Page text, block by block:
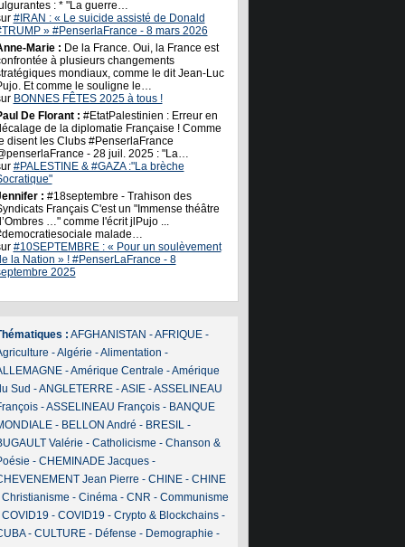
: * "La guerre…
#IRAN : « Le suicide assisté de Donald
» #PenserlaFrance - 8 mars 2026
Marie : De la France. Oui, la France est
à plusieurs changements
mondiaux, comme le dit Jean-Luc
Et comme le souligne le…
BONNES FÊTES 2025 à tous !
De Florant : #EtatPalestinien : Erreur en
de la diplomatie Française ! Comme
disent les Clubs #PenserlaFrance
- 28 juil. 2025 : "La…
#PALESTINE & #GAZA :"La brèche
: #18septembre - Trahison des
Français C'est un "Immense théâtre
…" comme l'écrit jlPujo ...
malade…
#10SEPTEMBRE : « Pour un soulèvement
la Nation » ! #PenserLaFrance - 8
2025
: AFGHANISTAN -AFRIQUE-
-Algérie -Alimentation -
-Amérique Centrale -Amérique
Sud -ANGLETERRE-ASIE-ASSELINEAU
-ASSELINEAU François- BANQUE
- BELLON André - BRESIL-
Valérie - Catholicisme - Chanson &
- CHEMINADE Jacques-
Jean Pierre - CHINE- CHINE
Christianisme - Cinéma- CNR - Communisme
COVID19 - COVID19 - Crypto & Blockchains-
- CULTURE- Défense - Demographie -